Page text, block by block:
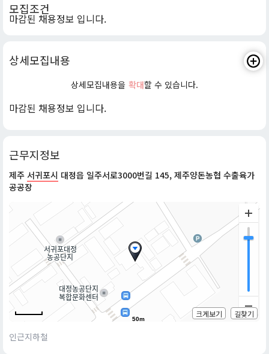
모집조건
마감된 채용정보 입니다.
상세모집내용
상세모집내용을 확대할 수 있습니다.
마감된 채용정보 입니다.
근무지정보
제주 서귀포시 대정읍 일주서로3000번길 145, 제주양돈농협 수출육가
공공장
50m
크게보기 길찾기
인근지하철